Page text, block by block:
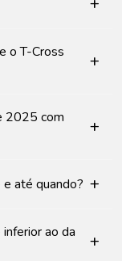
o T-Cross
+
2025 com
+
até quando? +
ao da
+